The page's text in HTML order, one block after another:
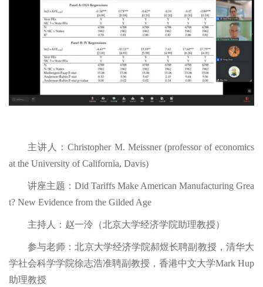
主讲人：Christopher M. Meissner (professor of economics
at the University of California, Davis)
讲座主题：Did Tariffs Make American Manufacturing Grea
t? New Evidence from the Gilded Age
主持人：赵一泠（北京大学经济学院助理教授）
参与老师：北京大学经济学院郝煜长聘副教授，清华大
学社会科学学院徐志浩准聘副教授，香港中文大学Mark Hup
助理教授